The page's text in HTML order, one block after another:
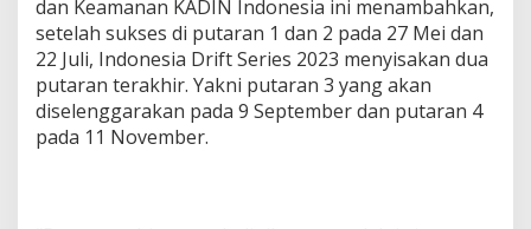
dan Keamanan KADIN Indonesia ini menambahkan,
setelah sukses di putaran 1 dan 2 pada 27 Mei dan
22 Juli, Indonesia Drift Series 2023 menyisakan dua
putaran terakhir. Yakni putaran 3 yang akan
diselenggarakan pada 9 September dan putaran 4
pada 11 November.